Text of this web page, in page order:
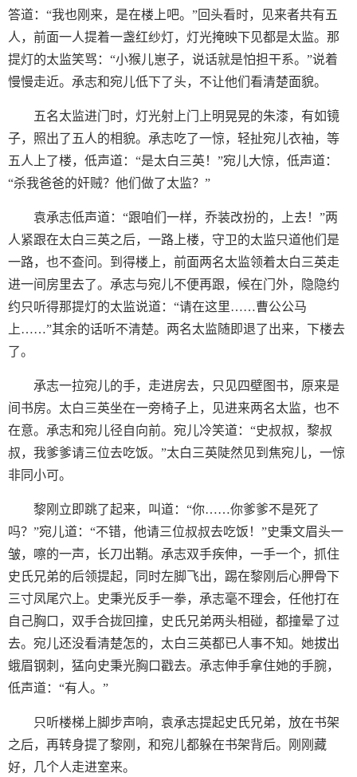
答道：“我也刚来，是在楼上吧。”回头看时，见来者共有五
人，前面一人提着一盏红纱灯，灯光掩映下见都是太监。那
提灯的太监笑骂：“小猴儿崽子，说话就是怕担干系。”说着
慢慢走近。承志和宛儿低下了头，不让他们看清楚面貌。
五名太监进门时，灯光射上门上明晃晃的朱漆，有如镜
子，照出了五人的相貌。承志吃了一惊，轻扯宛儿衣袖，等
五人上了楼，低声道：“是太白三英！”宛儿大惊，低声道：
“杀我爸爸的奸贼？他们做了太监？”
袁承志低声道：“跟咱们一样，乔装改扮的，上去！”两
人紧跟在太白三英之后，一路上楼，守卫的太监只道他们是
一路，也不查问。到得楼上，前面两名太监领着太白三英走
进一间房里去了。承志与宛儿不便再跟，候在门外，隐隐约
约只听得那提灯的太监说道：“请在这里……曹公公马
上……”其余的话听不清楚。两名太监随即退了出来，下楼去
了。
承志一拉宛儿的手，走进房去，只见四壁图书，原来是
间书房。太白三英坐在一旁椅子上，见进来两名太监，也不
在意。承志和宛儿径自向前。宛儿冷笑道：“史叔叔，黎叔
叔，我爹爹请三位去吃饭。”太白三英陡然见到焦宛儿，一惊
非同小可。
黎刚立即跳了起来，叫道：“你……你爹爹不是死了
吗？”宛儿道：“不错，他请三位叔叔去吃饭！”史秉文眉头一
皱，嚓的一声，长刀出鞘。承志双手疾伸，一手一个，抓住
史氏兄弟的后领提起，同时左脚飞出，踢在黎刚后心胛骨下
三寸凤尾穴上。史秉光反手一拳，承志毫不理会，任他打在
自己胸口，双手合拢回撞，史氏兄弟两头相碰，都撞晕了过
去。宛儿还没看清楚怎的，太白三英都已人事不知。她拔出
蛾眉钢刺，猛向史秉光胸口戳去。承志伸手拿住她的手腕，
低声道：“有人。”
只听楼梯上脚步声响，袁承志提起史氏兄弟，放在书架
之后，再转身提了黎刚，和宛儿都躲在书架背后。刚刚藏
好，几个人走进室来。